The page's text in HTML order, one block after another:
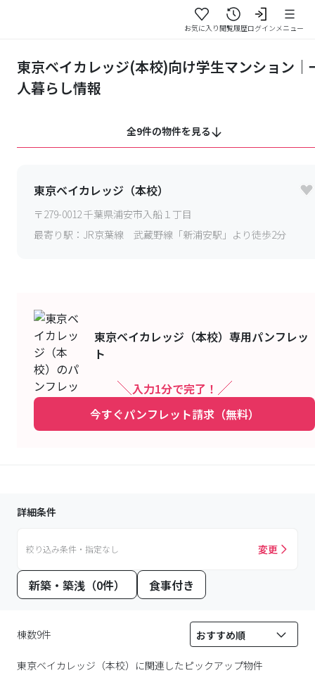
お気に入り閲覧履歴ログインメニュー
東京ベイカレッジ(本校)向け学生マンション｜
人暮らし情報
全9件の物件を見る
東京ベイカレッジ（本校）
〒279-0012千葉県浦安市入船１丁目
最寄り駅： JR京葉線 武蔵野線「新浦安駅」より徒歩2分
東京ベイカレッジ（本校） 専用パンフレッ
ト
入力1分で完了！
今すぐパンフレット請求（無料）
詳細条件
絞り込み条件・指定なし 変更
新築・築浅（0件） 食事付き
棟数9件
東京ベイカレッジ（本校） に関連したピックアップ物件